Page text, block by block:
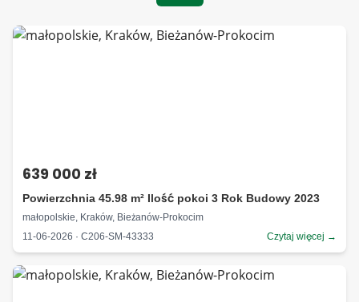
639 000 zł
Powierzchnia 45.98 m² Ilość pokoi 3 Rok Budowy 2023
małopolskie, Kraków, Bieżanów-Prokocim
11-06-2026 · C206-SM-43333
Czytaj więcej →